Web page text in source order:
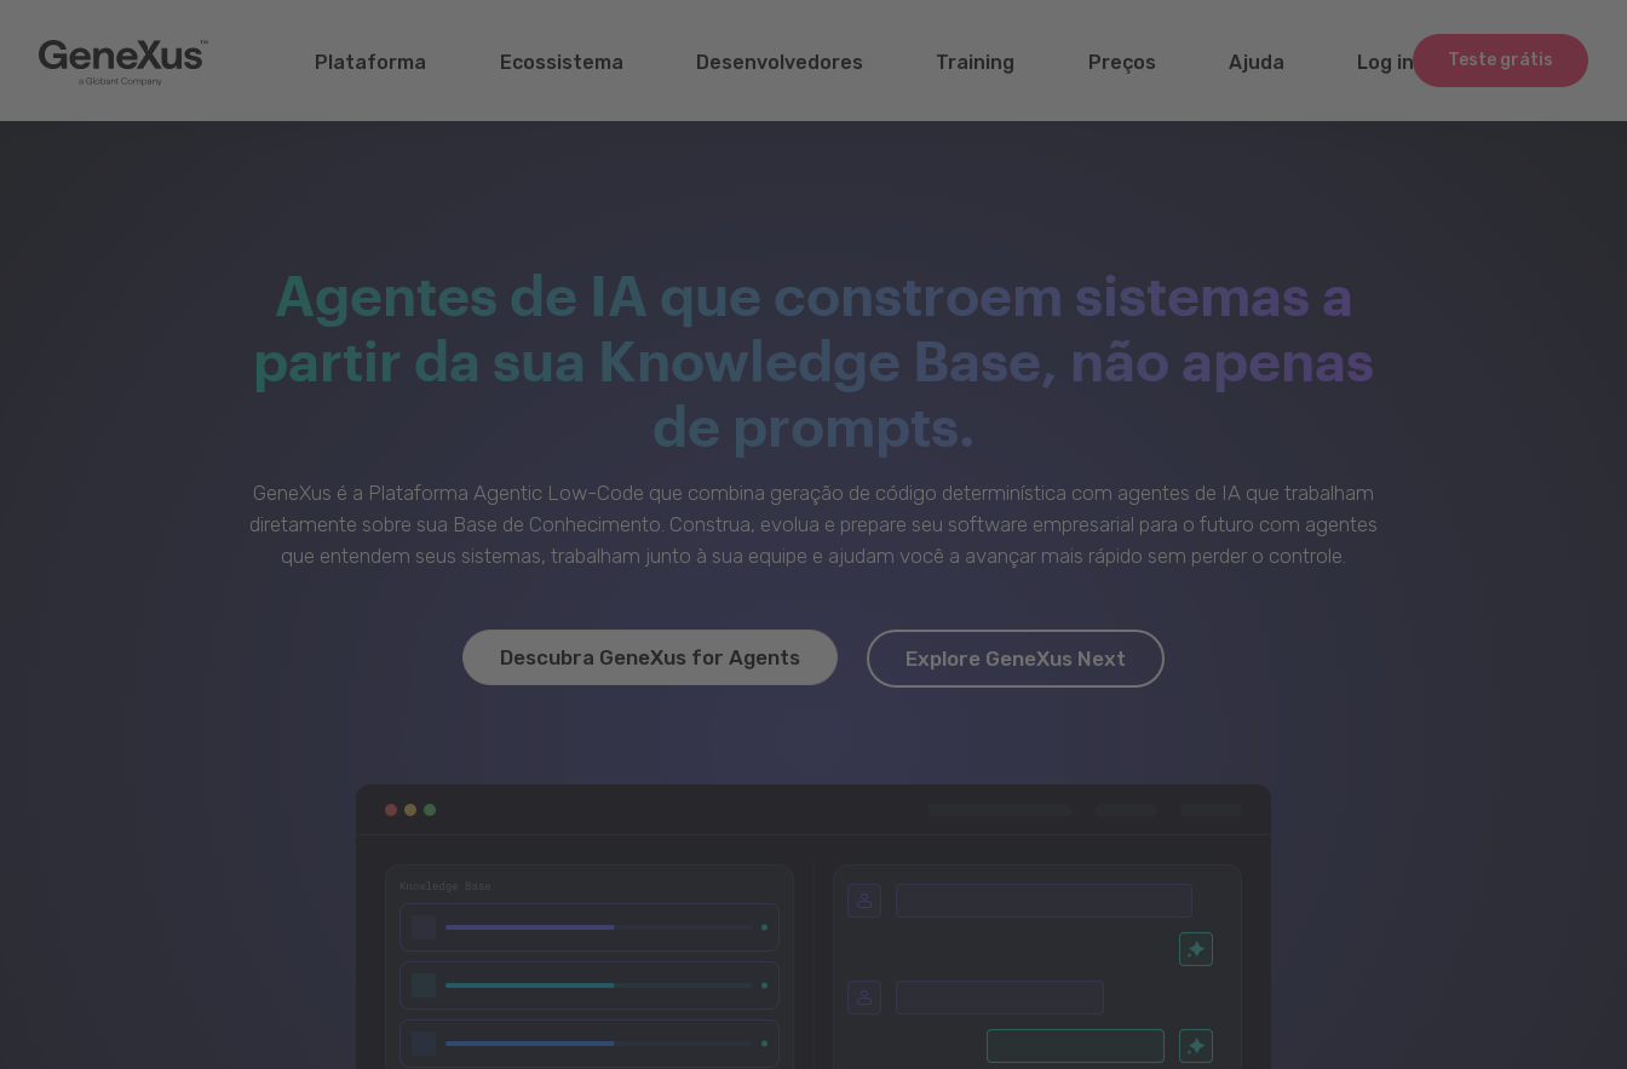
Teste grátis
Plataforma Ecossistema Desenvolvedores Training Preços Ajuda Log in
Agentes de IA que constroem sistemas a
partir da sua Knowledge Base, não apenas
de prompts.
GeneXus é a Plataforma Agentic Low-Code que combina geração de código determinística com agentes de IA que trabalham
diretamente sobre sua Base de Conhecimento. Construa, evolua e prepare seu software empresarial para o futuro com agentes
que entendem seus sistemas, trabalham junto à sua equipe e ajudam você a avançar mais rápido sem perder o controle.
Descubra GeneXus for Agents Explore GeneXus Next